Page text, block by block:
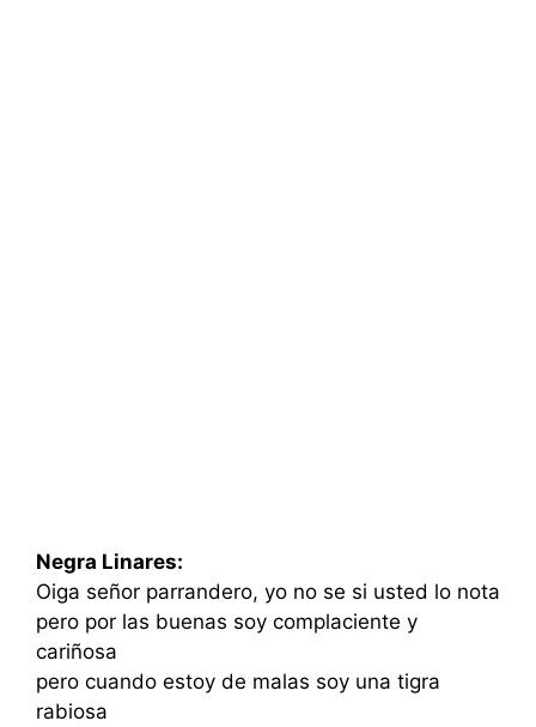
Negra Linares:
Oiga señor parrandero, yo no se si usted lo nota
pero por las buenas soy complaciente y
cariñosa
pero cuando estoy de malas soy una tigra
rabiosa